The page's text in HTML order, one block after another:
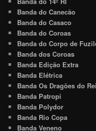
Banda do Canecão
Banda do Casaco
Banda do Coroas
Banda do Corpo de
Banda dos Coroas
Banda Edição Extra
Banda Elétrica
Banda Os Dragões do Rei
Banda Patropi
Banda Polydor
Banda Rio Copa
Banda Veneno